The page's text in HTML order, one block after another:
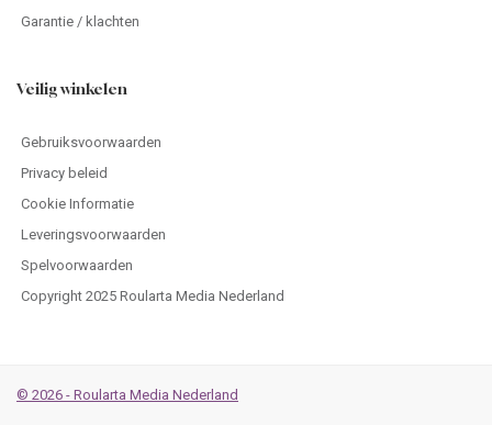
Garantie / klachten
Veilig winkelen
Gebruiksvoorwaarden
Privacy beleid
Cookie Informatie
Leveringsvoorwaarden
Spelvoorwaarden
Copyright 2025 Roularta Media Nederland
© 2026 - Roularta Media Nederland